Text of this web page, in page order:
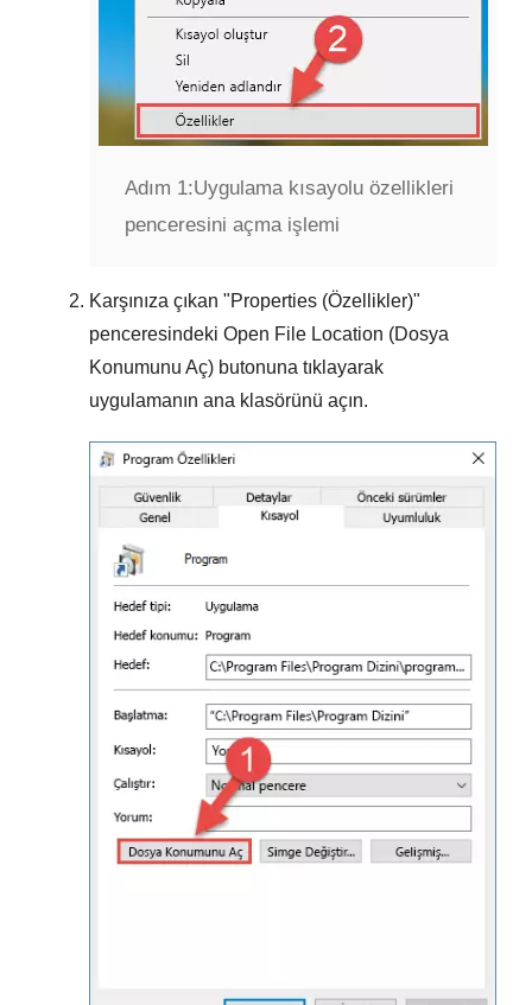
Adım 1:Uygulama kısayolu özellikleri
penceresini açma işlemi
Karşınıza çıkan "Properties (Özellikler)"
penceresindeki Open File Location (Dosya
Konumunu Aç) butonuna tıklayarak
uygulamanın ana klasörünü açın.